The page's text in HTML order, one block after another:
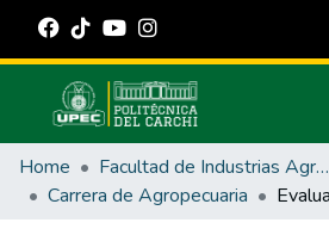
Communities & Collections
All of DSpace
Home
Facultad de Industrias Agropecuarias y Ciencias Ambientales
Carrera de Agropecuaria